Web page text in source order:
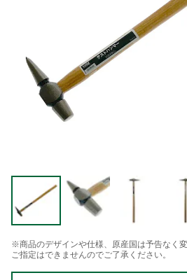
※商品のデザインや仕様、原産国は予告なく
ご指定はできませんのでご了承ください。